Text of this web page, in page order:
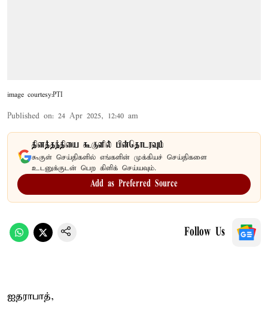
image courtesy:PTI
Published on: 24 Apr 2025, 12:40 am
தினத்தந்தியை கூகுளில் பின்தொடரவும்
கூகுள் செய்திகளில் எங்களின் முக்கியச் செய்திகளை
உடனுக்குடன் பெற கிளிக் செய்யவும்.
Add as Preferred Source
Follow Us
ஐதராபாத்,